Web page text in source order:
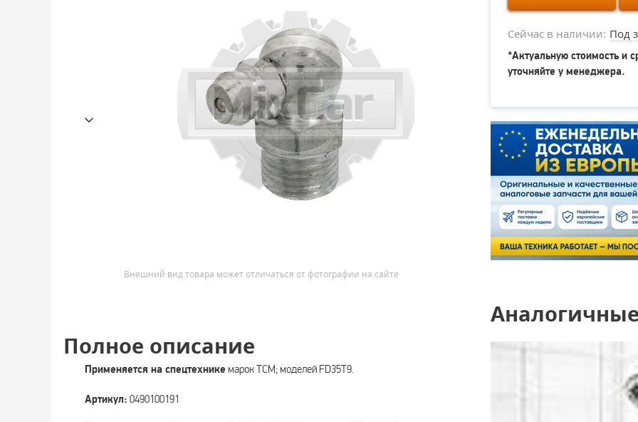
Внешний вид товара может отличаться от фотографии на сайте
Полное описание
Применяется на спецтехнике марок TCM; моделей FD35T9.
Артикул: 0490100191
Сейчас в наличии: Под
*Актуальную стоимость и
уточняйте у менеджера.